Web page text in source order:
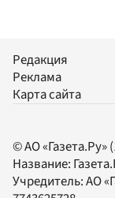
Редакция
Реклама
Карта сайта
© АО «Газета.Ру»
Название:
Учредитель:АО